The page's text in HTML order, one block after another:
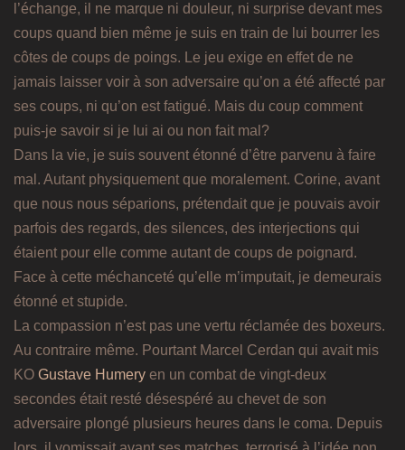
l’échange, il ne marque ni douleur, ni surprise devant mes
coups quand bien même je suis en train de lui bourrer les
côtes de coups de poings. Le jeu exige en effet de ne
jamais laisser voir à son adversaire qu’on a été affecté par
ses coups, ni qu’on est fatigué. Mais du coup comment
puis-je savoir si je lui ai ou non fait mal?
Dans la vie, je suis souvent étonné d’être parvenu à faire
mal. Autant physiquement que moralement. Corine, avant
que nous nous séparions, prétendait que je pouvais avoir
parfois des regards, des silences, des interjections qui
étaient pour elle comme autant de coups de poignard.
Face à cette méchanceté qu’elle m’imputait, je demeurais
étonné et stupide.
La compassion n’est pas une vertu réclamée des boxeurs.
Au contraire même. Pourtant Marcel Cerdan qui avait mis
KO Gustave Humery en un combat de vingt-deux
secondes était resté désespéré au chevet de son
adversaire plongé plusieurs heures dans le coma. Depuis